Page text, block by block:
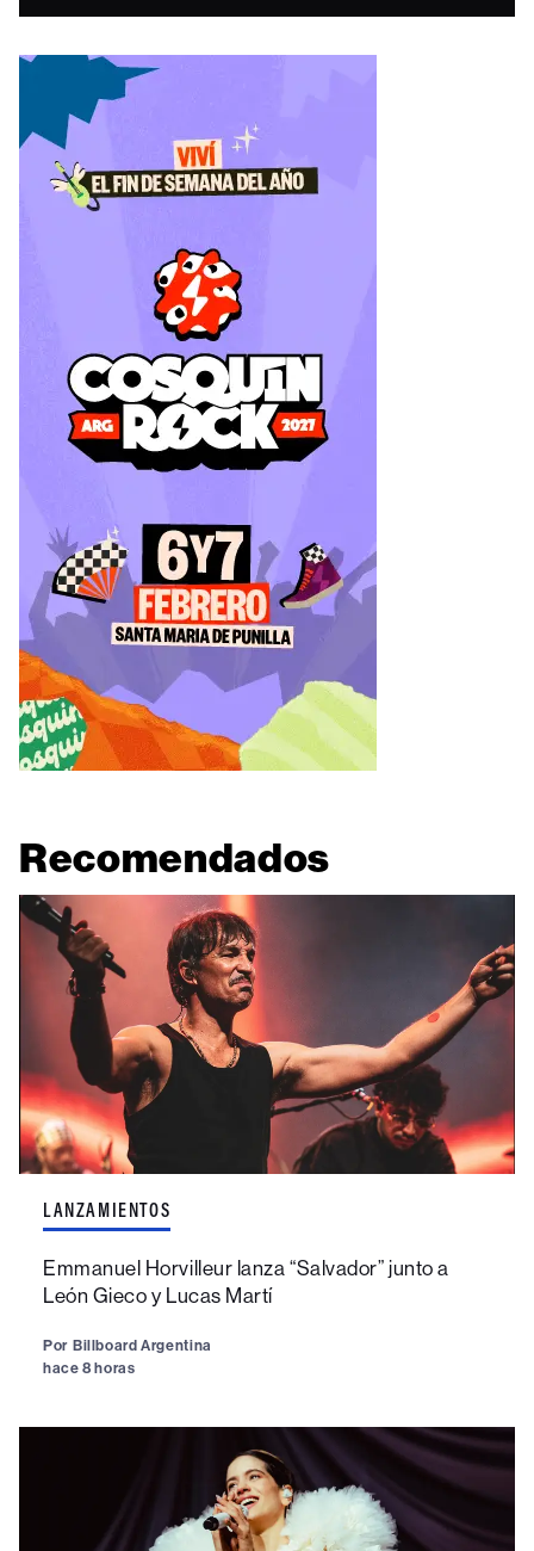
Recomendados
LANZAMIENTOS
Emmanuel Horvilleur lanza “Salvador” junto a
León Gieco y Lucas Martí
Por Billboard Argentina
hace 8 horas